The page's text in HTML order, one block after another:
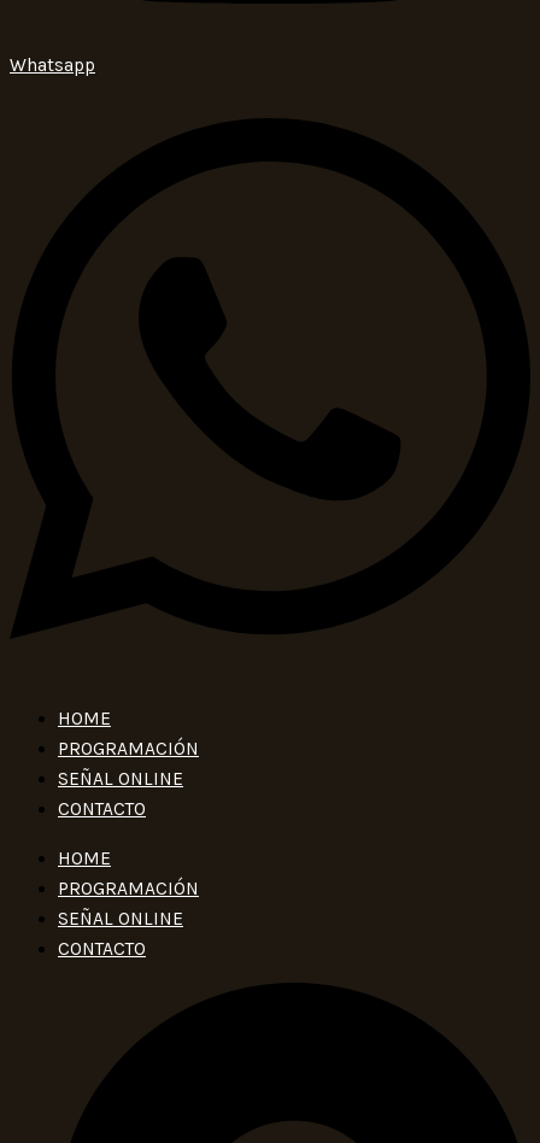
Whatsapp
HOME
PROGRAMACIÓN
SEÑAL ONLINE
CONTACTO
HOME
PROGRAMACIÓN
SEÑAL ONLINE
CONTACTO